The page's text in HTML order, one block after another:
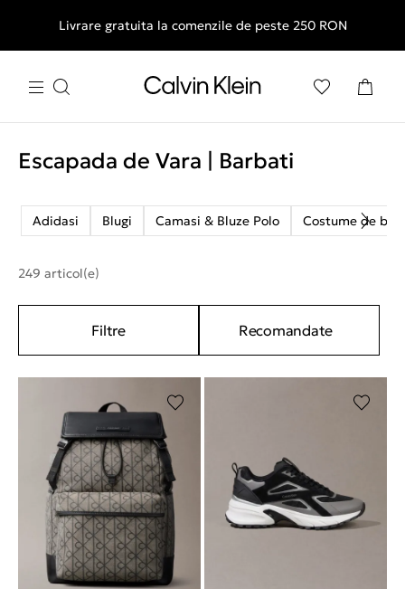
Livrare gratuita la comenzile de peste 250 RON
Escapada de Vara | Barbati
Adidasi Blugi Camasi & Bluze Polo Costume de baie
249 articol(e)
Filtre Recomandate